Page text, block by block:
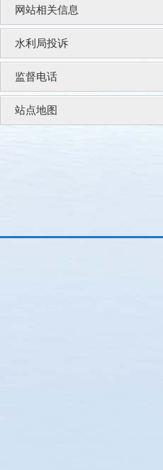
网站相关信息
水利局投诉
监督电话
站点地图